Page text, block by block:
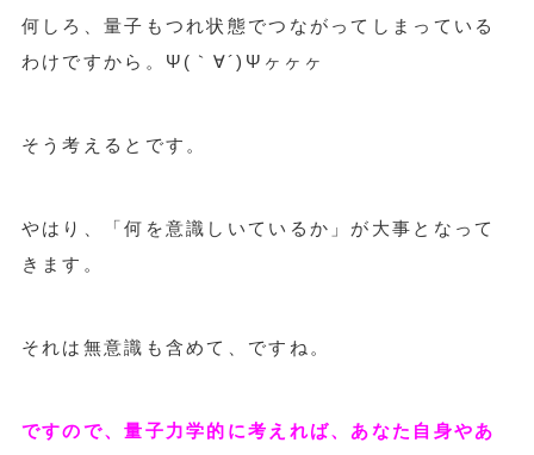
何しろ、量子もつれ状態でつながってしまっている
わけですから。Ψ(｀∀´)Ψヶヶヶ
そう考えるとです。
やはり、「何を意識しいているか」が大事となって
きます。
それは無意識も含めて、ですね。
ですので、量子力学的に考えれば、あなた自身やあ